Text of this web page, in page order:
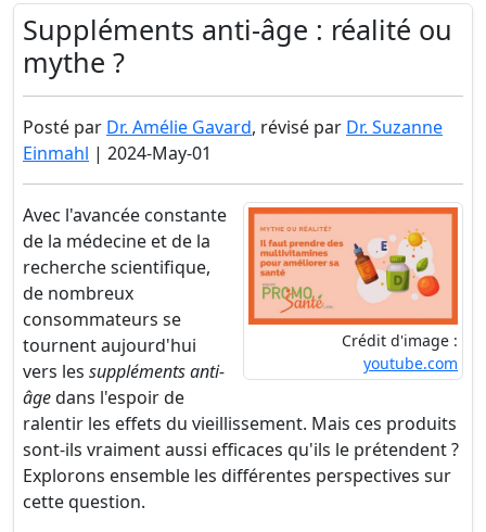
Suppléments anti-âge : réalité ou
mythe ?
Posté par Dr. Amélie Gavard, révisé par Dr. Suzanne
Einmahl | 2024-May-01
Crédit d'image :
youtube.com
Avec l'avancée constante
de la médecine et de la
recherche scientifique,
de nombreux
consommateurs se
tournent aujourd'hui
vers les suppléments anti-
âgedans l'espoir de
ralentir les effets du vieillissement. Mais ces produits
sont-ils vraiment aussi efficaces qu'ils le prétendent ?
Explorons ensemble les différentes perspectives sur
cette question.